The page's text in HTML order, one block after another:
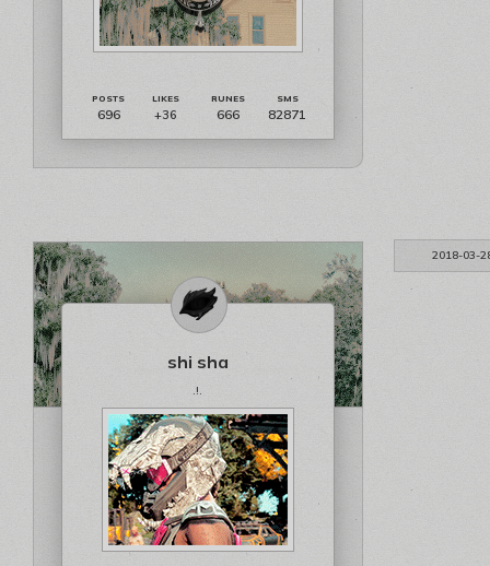
696 +36 666 82871
2018-03-
shi sha
.!.